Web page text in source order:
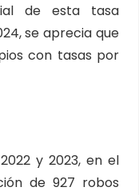
de esta tasa
se aprecia que
con tasas por
y 2023, en el
de 927 robos